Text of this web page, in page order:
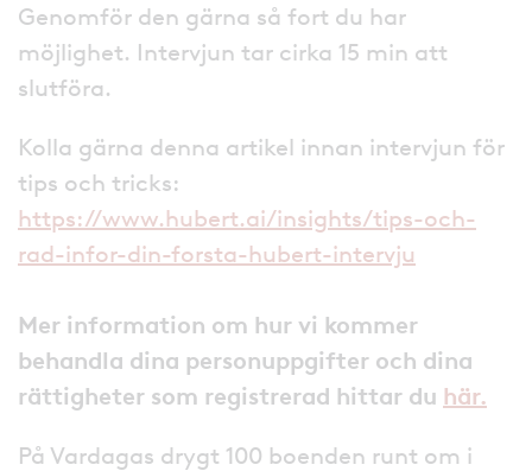
Genomför den gärna så fort du har
möjlighet. Intervjun tar cirka 15 min att
slutföra.
Kolla gärna denna artikel innan intervjun för
tips och tricks:
https://www.hubert.ai/insights/tips-och-
rad-infor-din-forsta-hubert-intervju
Mer information om hur vi kommer
behandla dina personuppgifter och dina
rättigheter som registrerad hittar du här.
På Vardagas drygt 100 boenden runt om i